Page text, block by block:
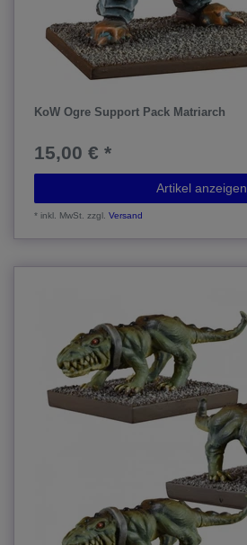
KoW Ogre Support Pack Matriarch
15,00 € *
Artikel anzeigen
*inkl. MwSt. zzgl.Versand